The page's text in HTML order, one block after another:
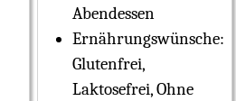
Abendessen
Ernährungswünsche:
Glutenfrei,
Laktosefrei, Ohne